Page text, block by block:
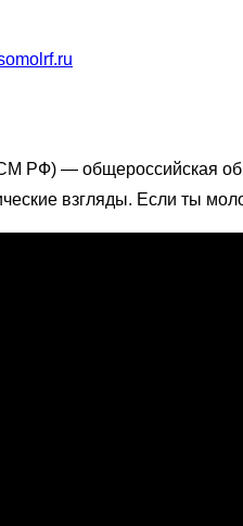
РФ) — общероссийская
взгляды. Если ты